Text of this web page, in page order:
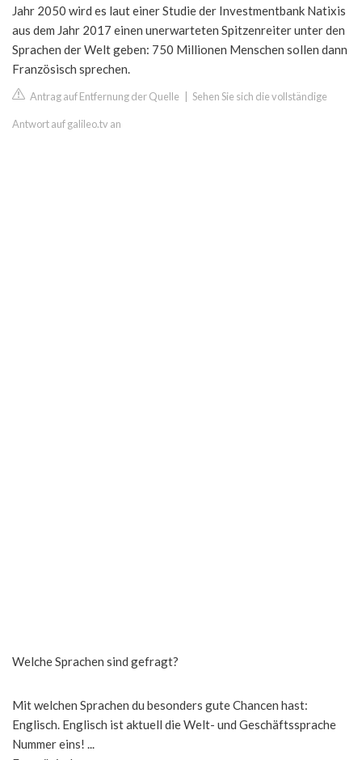
Jahr 2050 wird es laut einer Studie der Investmentbank Natixis
aus dem Jahr 2017 einen unerwarteten Spitzenreiter unter den
Sprachen der Welt geben: 750 Millionen Menschen sollen dann
Französisch sprechen.
Antrag auf Entfernung der Quelle Sehen Sie sich die vollständige
Antwort auf galileo.tv an
Welche Sprachen sind gefragt?
Mit welchen Sprachen du besonders gute Chancen hast:
Englisch. Englisch ist aktuell die Welt- und Geschäftssprache
Nummer eins! ...